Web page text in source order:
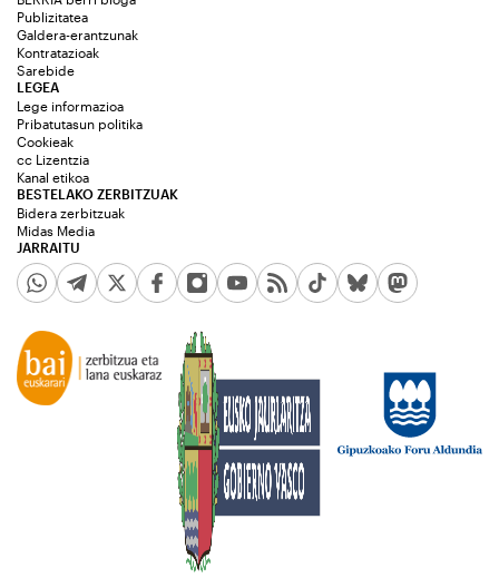
Publizitatea
Galdera-erantzunak
Kontratazioak
Sarebide
JARRAITU
LEGEA
Lege informazioa
Pribatutasun politika
Cookieak
cc Lizentzia
Kanal etikoa
BESTELAKO ZERBITZUAK
Bidera zerbitzuak
Midas Media